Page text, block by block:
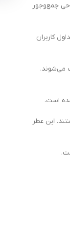
جمع‌وجور
کاربران
می‌شوند.
است.
این عطر